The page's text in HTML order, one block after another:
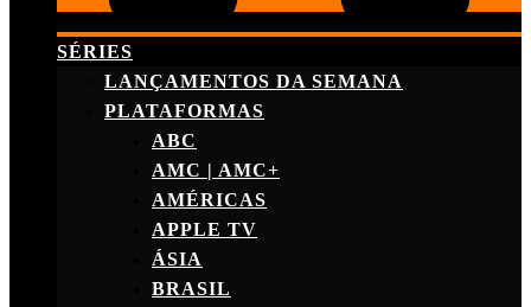
SÉRIES
LANÇAMENTOS DA SEMANA
PLATAFORMAS
ABC
AMC | AMC+
AMÉRICAS
APPLE TV
ÁSIA
BRASIL